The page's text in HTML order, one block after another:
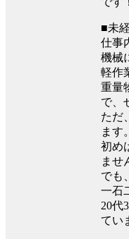
■未
仕事
機械
軽作
重量
で、
ただ
ます。
初め
ませ
でも
一石
20代
てい